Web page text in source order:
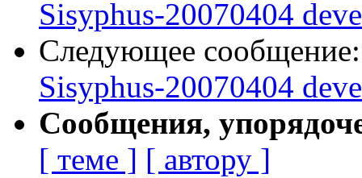
Sisyphus-20070404
Следующее
Sisyphus-20070404
Сообщения,
[ теме ] [ автору ]